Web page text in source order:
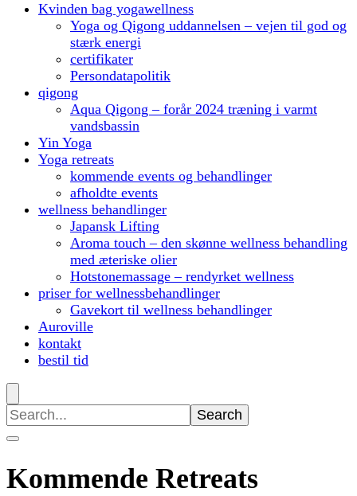
Kvinden bag yogawellness
Yoga og Qigong uddannelsen – vejen til god og
stærk energi
certifikater
Persondatapolitik
qigong
Aqua Qigong – forår 2024 træning i varmt
vandsbassin
Yin Yoga
Yoga retreats
kommende events og behandlinger
afholdte events
wellness behandlinger
Japansk Lifting
Aroma touch – den skønne wellness behandling
med æteriske olier
Hotstonemassage – rendyrket wellness
priser for wellnessbehandlinger
Gavekort til wellness behandlinger
Auroville
kontakt
bestil tid
Search
for:
Kommende Retreats